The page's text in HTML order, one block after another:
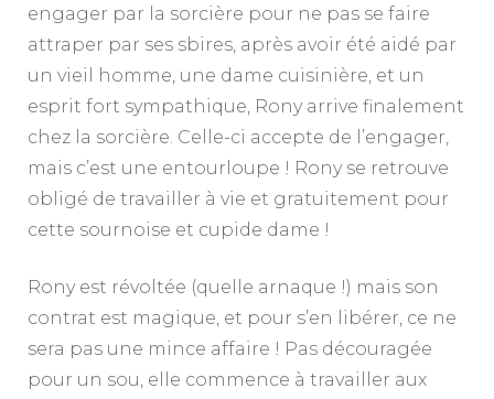
engager par la sorcière pour ne pas se faire
attraper par ses sbires, après avoir été aidé par
un vieil homme, une dame cuisinière, et un
esprit fort sympathique, Rony arrive finalement
chez la sorcière. Celle-ci accepte de l’engager,
mais c’est une entourloupe ! Rony se retrouve
obligé de travailler à vie et gratuitement pour
cette sournoise et cupide dame !
Rony est révoltée (quelle arnaque !) mais son
contrat est magique, et pour s’en libérer, ce ne
sera pas une mince affaire ! Pas découragée
pour un sou, elle commence à travailler aux